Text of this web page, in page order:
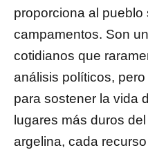
proporciona al pueblo
campamentos. Son
cotidianos que
análisis políticos,
para sostener la vida
lugares más duros
argelina, cada